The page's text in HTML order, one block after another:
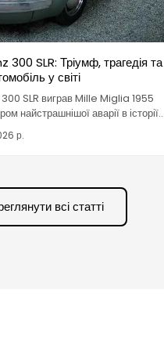
SLR: Тріумф, трагедія та
у світі
SLR виграв Mille Miglia 1955
найстрашнішої аварії в історії
Coupé, став
коли-небудь проданим,
р.
всі статті